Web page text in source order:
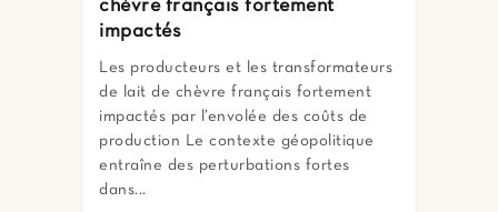
chèvre français fortement
impactés
Les producteurs et les transformateurs
de lait de chèvre français fortement
impactés par l’envolée des coûts de
production Le contexte géopolitique
entraîne des perturbations fortes
dans...